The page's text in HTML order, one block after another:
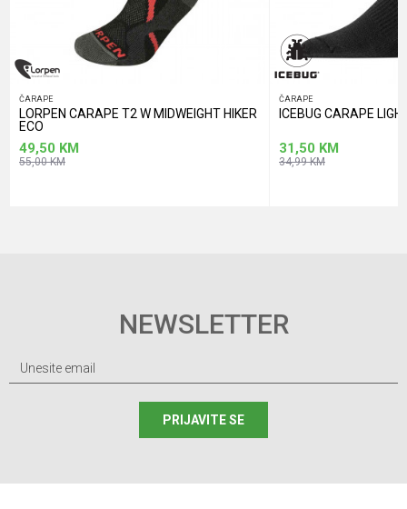
ČARAPE
LORPEN CARAPE T2 W MIDWEIGHT HIKER
ECO
49,50 KM
55,00KM
ČARAPE
ICEBUG CARAPE
31,50 KM
34,99KM
NEWSLETTER
PRIJAVITE SE